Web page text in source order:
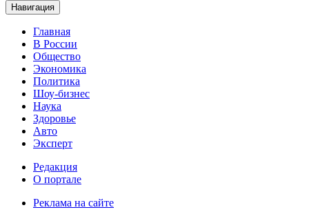
Навигация
Главная
В России
Общество
Экономика
Политика
Шоу-бизнес
Наука
Здоровье
Авто
Эксперт
Редакция
О портале
Реклама на сайте